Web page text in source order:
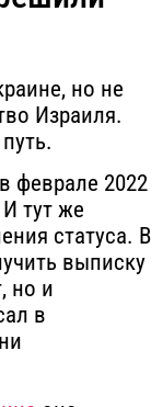
но не
Израиля.
феврале 2022
тут же
статуса. В
выписку
но и
в